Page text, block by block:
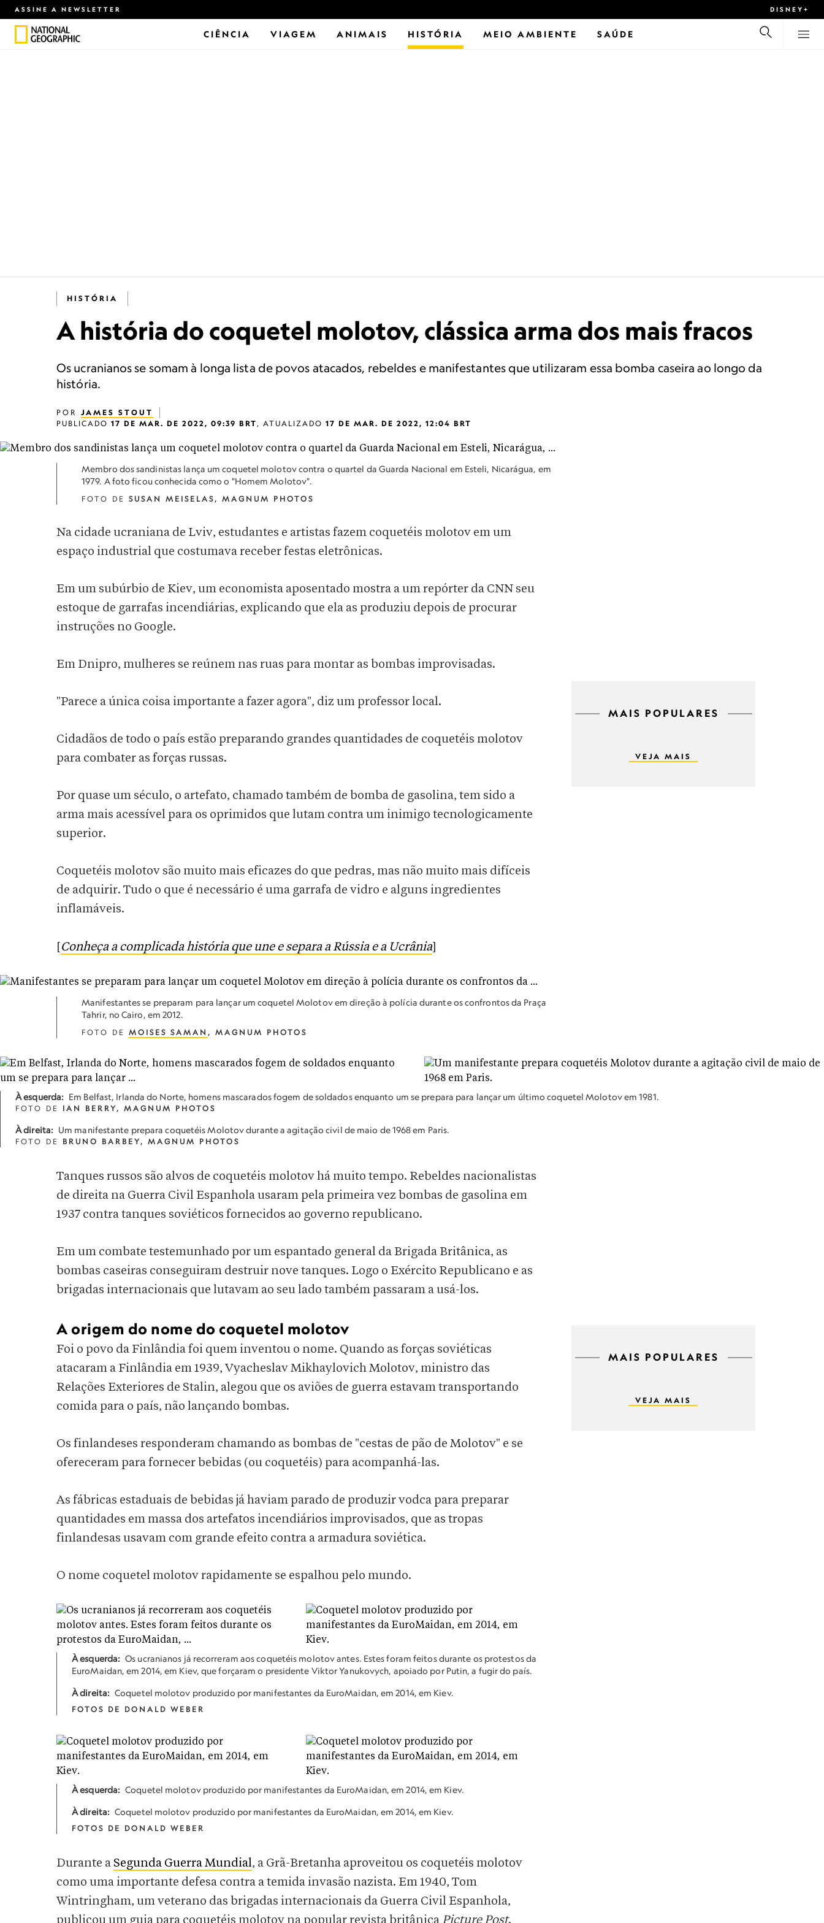
ASSINE A NEWSLETTER DISNEY+
CIÊNCIA VIAGEM ANIMAIS HISTÓRIA MEIO AMBIENTE SAÚDE
HISTÓRIA
A história do coquetel molotov, clássica arma dos mais fracos
Os ucranianos se somam à longa lista de povos atacados, rebeldes e manifestantes que utilizaram essa bomba caseira ao longo da
história.
POR JAMES STOUT
PUBLICADO 17 DE MAR. DE 2022, 09:39 BRT, ATUALIZADO 17 DE MAR. DE 2022, 12:04 BRT
Membro dos sandinistas lança um coquetel molotov contra o quartel da Guarda Nacional em Esteli, Nicarágua, em
1979. A foto ficou conhecida como o "Homem Molotov".
FOTO DE SUSAN MEISELAS, MAGNUM PHOTOS
Na cidade ucraniana de Lviv, estudantes e artistas fazem coquetéis molotov em um
espaço industrial que costumava receber festas eletrônicas.
Em um subúrbio de Kiev, um economista aposentado mostra a um repórter da CNN seu
estoque de garrafas incendiárias, explicando que ela as produziu depois de procurar
instruções no Google.
Em Dnipro, mulheres se reúnem nas ruas para montar as bombas improvisadas.
"Parece a única coisa importante a fazer agora", diz um professor local.
Cidadãos de todo o país estão preparando grandes quantidades de coquetéis molotov
para combater as forças russas.
Por quase um século, o artefato, chamado também de bomba de gasolina, tem sido a
arma mais acessível para os oprimidos que lutam contra um inimigo tecnologicamente
superior.
Coquetéis molotov são muito mais eficazes do que pedras, mas não muito mais difíceis
de adquirir. Tudo o que é necessário é uma garrafa de vidro e alguns ingredientes
inflamáveis.
[Conheça a complicada história que une e separa a Rússia e a Ucrânia]
MAIS POPULARES
VEJA MAIS
Manifestantes se preparam para lançar um coquetel Molotov em direção à polícia durante os confrontos da Praça
Tahrir, no Cairo, em 2012.
FOTO DE MOISES SAMAN , MAGNUM PHOTOS
À esquerda: Em Belfast, Irlanda do Norte, homens mascarados fogem de soldados enquanto um se prepara para lançar um último coquetel Molotov em 1981.
FOTO DE IAN BERRY, MAGNUM PHOTOS
À direita: Um manifestante prepara coquetéis Molotov durante a agitação civil de maio de 1968 em Paris.
FOTO DE BRUNO BARBEY, MAGNUM PHOTOS
Tanques russos são alvos de coquetéis molotov há muito tempo. Rebeldes nacionalistas
de direita na Guerra Civil Espanhola usaram pela primeira vez bombas de gasolina em
1937 contra tanques soviéticos fornecidos ao governo republicano.
Em um combate testemunhado por um espantado general da Brigada Britânica, as
bombas caseiras conseguiram destruir nove tanques. Logo o Exército Republicano e as
brigadas internacionais que lutavam ao seu lado também passaram a usá-los.
A origem do nome do coquetel molotov
Foi o povo da Finlândia foi quem inventou o nome. Quando as forças soviéticas
atacaram a Finlândia em 1939, Vyacheslav Mikhaylovich Molotov, ministro das
Relações Exteriores de Stalin, alegou que os aviões de guerra estavam transportando
comida para o país, não lançando bombas.
Os finlandeses responderam chamando as bombas de "cestas de pão de Molotov" e se
ofereceram para fornecer bebidas (ou coquetéis) para acompanhá-las.
As fábricas estaduais de bebidas já haviam parado de produzir vodca para preparar
quantidades em massa dos artefatos incendiários improvisados, que as tropas
finlandesas usavam com grande efeito contra a armadura soviética.
O nome coquetel molotov rapidamente se espalhou pelo mundo.
À esquerda: Os ucranianos já recorreram aos coquetéis molotov antes. Estes foram feitos durante os protestos da
EuroMaidan, em 2014, em Kiev, que forçaram o presidente Viktor Yanukovych, apoiado por Putin, a fugir do país.
À direita: Coquetel molotov produzido por manifestantes da EuroMaidan, em 2014, em Kiev.
FOTOS DE DONALD WEBER
À esquerda: Coquetel molotov produzido por manifestantes da EuroMaidan, em 2014, em Kiev.
À direita: Coquetel molotov produzido por manifestantes da EuroMaidan, em 2014, em Kiev.
FOTOS DE DONALD WEBER
Durante a Segunda Guerra Mundial, a Grã-Bretanha aproveitou os coquetéis molotov
como uma importante defesa contra a temida invasão nazista. Em 1940, Tom
Wintringham, um veterano das brigadas internacionais da Guerra Civil Espanhola,
publicou um guia para coquetéis molotov na popular revista britânica Picture Post.
MAIS POPULARES
VEJA MAIS